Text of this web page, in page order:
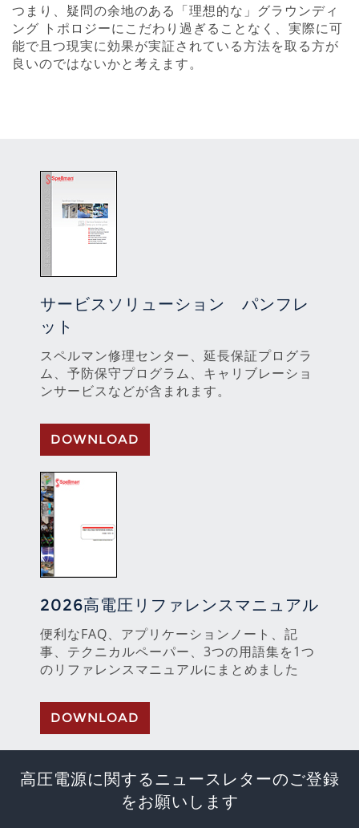
つまり、疑問の余地のある「理想的な」グラウンディ
ング トポロジーにこだわり過ぎることなく、実際に可
能で且つ現実に効果が実証されている方法を取る方が
良いのではないかと考えます。
サービスソリューション パンフレ
ット
スペルマン修理センター、延長保証プログラ
ム、予防保守プログラム、キャリブレーショ
ンサービスなどが含まれます。
DOWNLOAD
2026高電圧リファレンスマニュアル
便利なFAQ、アプリケーションノート、記
事、テクニカルペーパー、3つの用語集を1つ
のリファレンスマニュアルにまとめました
DOWNLOAD
高圧電源に関するニュースレターのご登録
をお願いします